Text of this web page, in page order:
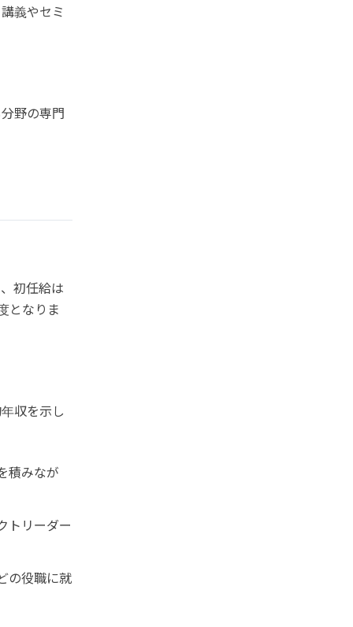
義やセミ
野の専門
初任給は
となりま
収を示し
積みなが
トリーダー
の役職に就